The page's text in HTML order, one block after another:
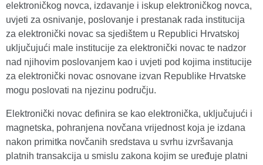
elektroničkog novca, izdavanje i iskup elektroničkog novca,
uvjeti za osnivanje, poslovanje i prestanak rada institucija
za elektronički novac sa sjedištem u Republici Hrvatskoj
uključujući male institucije za elektronički novac te nadzor
nad njihovim poslovanjem kao i uvjeti pod kojima institucije
za elektronički novac osnovane izvan Republike Hrvatske
mogu poslovati na njezinu području.
Elektronički novac definira se kao elektronička, uključujući i
magnetska, pohranjena novčana vrijednost koja je izdana
nakon primitka novčanih sredstava u svrhu izvršavanja
platnih transakcija u smislu zakona kojim se uređuje platni